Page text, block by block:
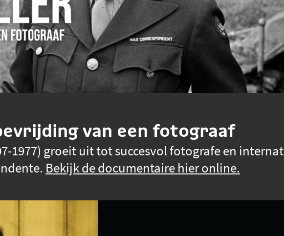
van een fotograaf
1977) groeit uit tot succesvol fotografe en
Bekijk de documentaire hier online.